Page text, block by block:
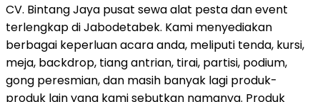
CV. Bintang Jaya pusat sewa alat pesta dan event
terlengkap di Jabodetabek. Kami menyediakan
berbagai keperluan acara anda, meliputi tenda, kursi,
meja, backdrop, tiang antrian, tirai, partisi, podium,
gong peresmian, dan masih banyak lagi produk-
produk lain yang kami sebutkan namanya. Produk